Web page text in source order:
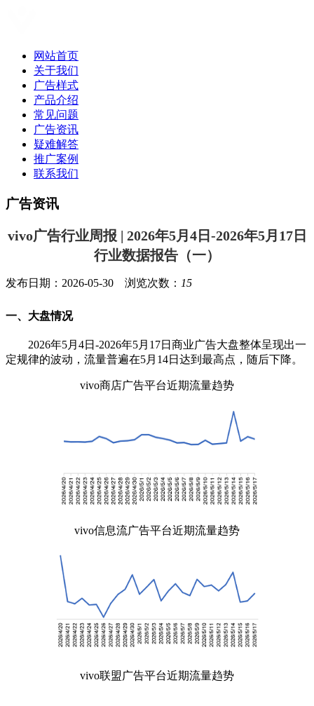
网站首页
关于我们
广告样式
产品介绍
常见问题
广告资讯
疑难解答
推广案例
联系我们
广告资讯
vivo广告行业周报 | 2026年5月4日-2026年5月17日
行业数据报告（一）
发布日期：2026-05-30 浏览次数： 15
一、大盘情况
2026年5月4日-2026年5月17日商业广告大盘整体呈现出一
定规律的波动，流量普遍在5月14日达到最高点，随后下降。
vivo商店广告平台近期流量趋势
vivo信息流广告平台近期流量趋势
vivo联盟广告平台近期流量趋势